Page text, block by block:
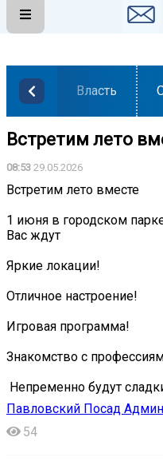
Власть
Встретим лето
08:53 29.05.2026
Встретим лето вместе
1 июня в городском
Вас ждут
Яркие локации!
Отличное настроение!
Игровая программа!
Знакомство с
Непременно будут
Павловский Посад
54